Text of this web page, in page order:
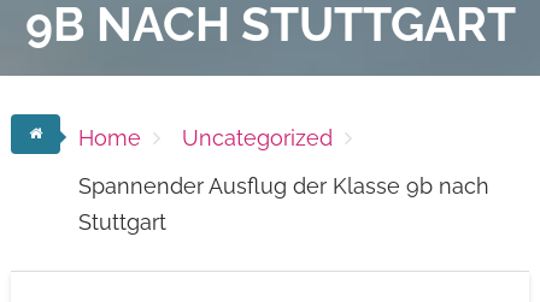
9B NACH STUTTGART
Home
Uncategorized
Spannender Ausflug der Klasse 9b nach
Stuttgart